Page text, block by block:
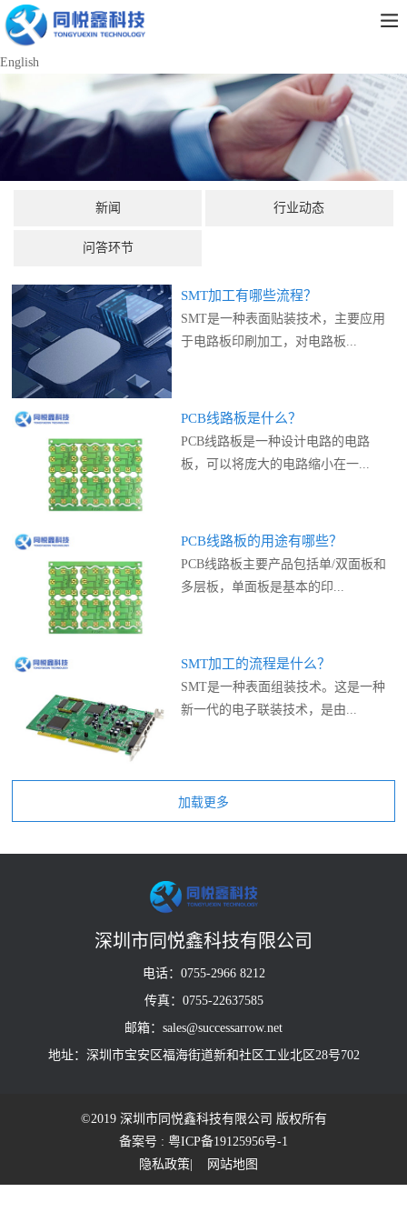
English
新闻 行业动态
问答环节
SMT加工有哪些流程？
SMT是一种表面贴装技术，主要应用
于电路板印刷加工，对电路板...
PCB线路板是什么？
PCB线路板是一种设计电路的电路
板，可以将庞大的电路缩小在一...
PCB线路板的用途有哪些？
PCB线路板主要产品包括单/双面板和
多层板，单面板是基本的印...
SMT加工的流程是什么？
SMT是一种表面组装技术。这是一种
新一代的电子联装技术，是由...
深圳市同悦鑫科技有限公司
电话：0755-2966 8212
传真：0755-22637585
邮箱：sales@successarrow.net
地址：深圳市宝安区福海街道新和社区工业北区28号702
©2019 深圳市同悦鑫科技有限公司 版权所有
备案号 : 粤ICP备19125956号-1
| 网站地图
隐私政策